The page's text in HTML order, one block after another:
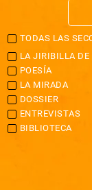
TODAS LAS
LA JIRIBILLA DE
POESÍA
LA MIRADA
DOSSIER
ENTREVISTAS
BIBLIOTECA